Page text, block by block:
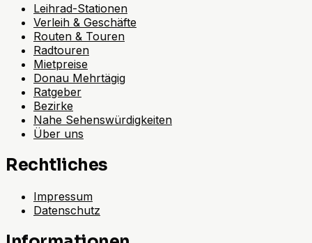
Leihrad-Stationen
Verleih & Geschäfte
Routen & Touren
Radtouren
Mietpreise
Donau Mehrtägig
Ratgeber
Bezirke
Nahe Sehenswürdigkeiten
Über uns
Rechtliches
Impressum
Datenschutz